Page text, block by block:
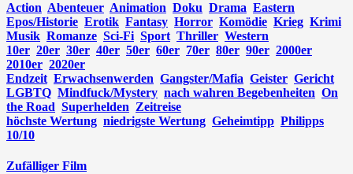
Action Abenteuer Animation Doku Drama Eastern
Epos/Historie Erotik Fantasy Horror Komödie Krieg Krimi
Musik Romanze Sci-Fi Sport Thriller Western
10er 20er 30er 40er 50er 60er 70er 80er 90er 2000er
2010er 2020er
Endzeit Erwachsenwerden Gangster/Mafia Geister Gericht
LGBTQ Mindfuck/Mystery nach wahren Begebenheiten On
the Road Superhelden Zeitreise
höchste Wertung niedrigste Wertung Geheimtipp Philipps
10/10
Zufälliger Film